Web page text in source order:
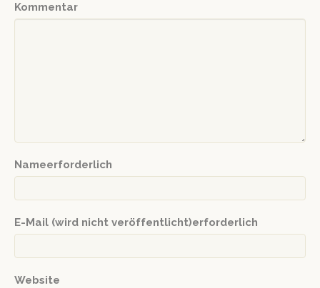
Kommentar
Nameerforderlich
E-Mail (wird nicht veröffentlicht)erforderlich
Website